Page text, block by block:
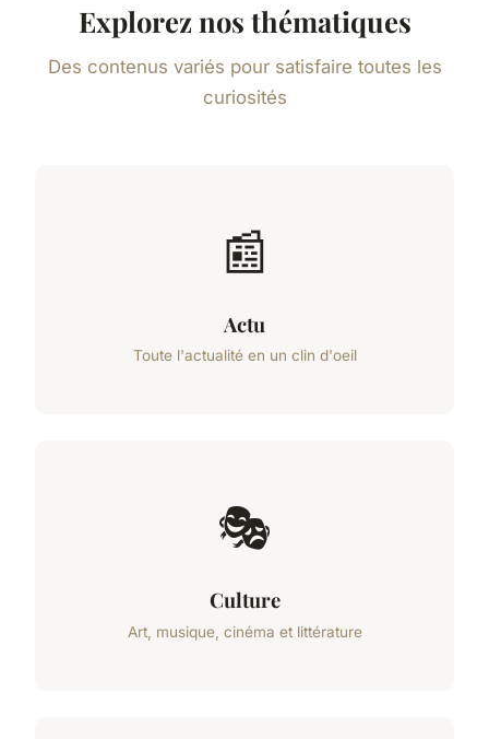
Explorez nos thématiques
Des contenus variés pour satisfaire toutes les
curiosités
📰
Actu
Toute l'actualité en un clin d'oeil
🎭
Culture
Art, musique, cinéma et littérature